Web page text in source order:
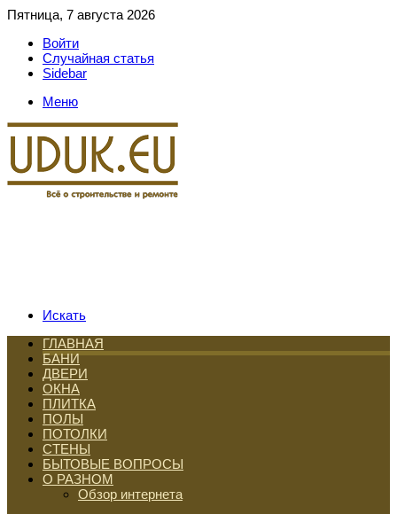
Пятница, 7 августа 2026
Войти
Случайная статья
Sidebar
Меню
Искать
ГЛАВНАЯ
БАНИ
ДВЕРИ
ОКНА
ПЛИТКА
ПОЛЫ
ПОТОЛКИ
СТЕНЫ
БЫТОВЫЕ ВОПРОСЫ
О РАЗНОМ
Обзор интернета